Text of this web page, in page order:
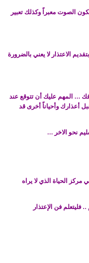
الصوت معبراً وكذلك تعبير
الاعتذار لا يعني بالضرورة
المهم عليك أن تتوقع عند
أعذارك وأحياناً أخرى قد
نحو الاخر ...
الحياة الذي لا يراه
فن الإعتذار